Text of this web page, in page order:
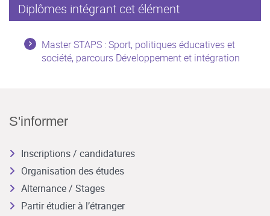
Diplômes intégrant cet élément
Master STAPS : Sport, politiques éducatives et
société, parcours Développement et intégration
S'informer
Inscriptions / candidatures
Organisation des études
Alternance / Stages
Partir étudier à l’étranger